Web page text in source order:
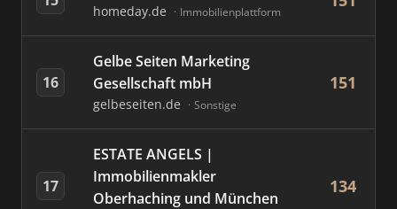
homeday.de Immobilienplattform
16
Gelbe Seiten Marketing
Gesellschaft mbH
gelbeseiten.de Sonstige
151
17
ESTATE ANGELS |
Immobilienmakler
Oberhaching und München
134